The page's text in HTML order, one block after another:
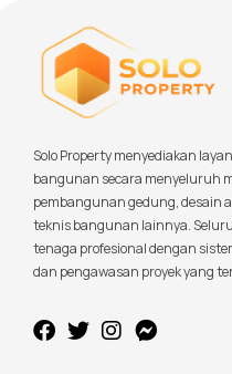
Solo Property menyediakan
bangunan secara menyeluruh
pembangunan gedung, desain
teknis bangunan lainnya.
tenaga profesional dengan
dan pengawasan proyek yang